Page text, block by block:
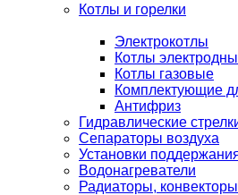
Котлы и горелки
Электрокотлы
Котлы
Котлы газовые
Комплектующие
Антифриз
Гидравлические
Сепараторы воздуха
Установки
Водонагреватели
Радиаторы,